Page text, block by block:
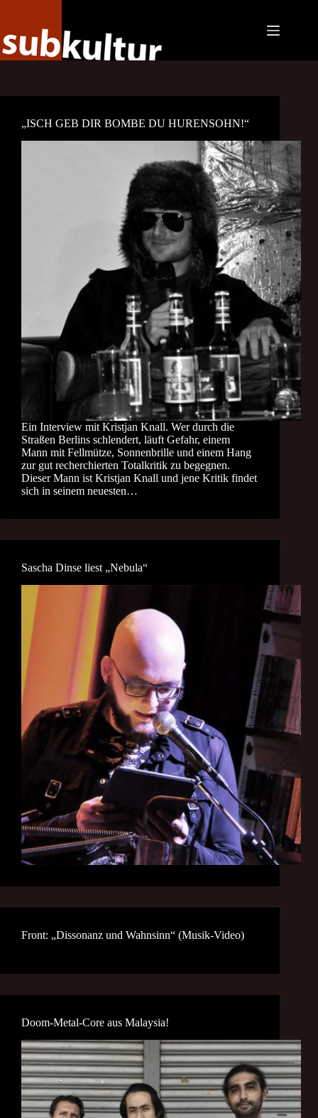
„ISCH GEB DIR BOMBE DU HURENSOHN!“
Ein Interview mit Kristjan Knall. Wer durch die
Straßen Berlins schlendert, läuft Gefahr, einem
Mann mit Fellmütze, Sonnenbrille und einem Hang
zur gut recherchierten Totalkritik zu begegnen.
Dieser Mann ist Kristjan Knall und jene Kritik findet
sich in seinem neuesten…
Sascha Dinse liest „Nebula“
Front: „Dissonanz und Wahnsinn“ (Musik-Video)
Doom-Metal-Core aus Malaysia!